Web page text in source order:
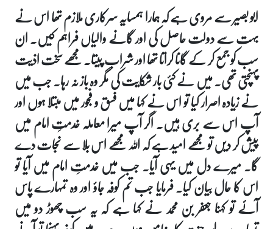
ابو بصیر سے مروی ہے کہ ہمارا ہمسایہ سرکاری ملازم تھا اس نے
بہت سے دولت حاصل کی اور گانے والیاں فراہم کیں۔ ان
سب کو جمع کر کے گانا کراتا تھا اور شراب پیتا۔ مجھے سخت اذیت
پہنچتی تھی۔ میں نے کئی بار شکایت کی مگر وہ باز نہ رہا۔ جب میں
نے زیادہ اصرار کیا تو اس نے کہا میں فسق و فجور میں مبتلا ہوں اور
آپ اس سے بری ہیں۔ اگر آپ میرا معاملہ خدمتِ امام میں
پیش کر دیں تو مجھے امید ہے کہ اللہ مجھے اس بلا سے نجات دے
گا۔ میرے دل میں یہی آیا۔ جب میں خدمتِ امام میں آیا تو
اس کا حال بیان کیا۔ فرمایا جب تم کوفہ جاؤ اور وہ تمہارے پاس
آئے تو کہنا جعفر بن محمد نے کہا ہے کہ یہ سب چھوڑ دو میں